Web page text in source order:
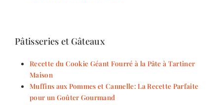
Pâtisseries et Gâteaux
Recette du Cookie Géant Fourré à la Pâte à Tartiner
Maison
Muffins aux Pommes et Cannelle: La Recette Parfaite
pour un Goûter Gourmand